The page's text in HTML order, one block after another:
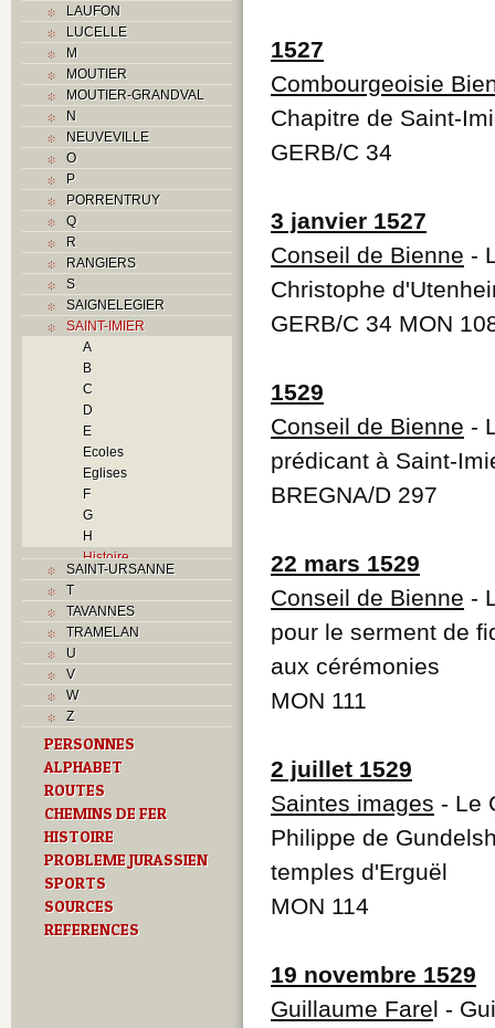
LAUFON
LUCELLE
M
MOUTIER
MOUTIER-GRANDVAL
N
NEUVEVILLE
O
P
PORRENTRUY
Q
R
RANGIERS
S
SAIGNELEGIER
SAINT-IMIER
A
B
C
D
E
Ecoles
Eglises
F
G
H
Histoire
I
J
K
P
Problème jurassien
Q
R
S
T
Textes
U
Z
SAINT-URSANNE
T
TAVANNES
TRAMELAN
U
V
W
Z
PERSONNES
ALPHABET
ROUTES
CHEMINS DE FER
HISTOIRE
PROBLEME JURASSIEN
SPORTS
SOURCES
REFERENCES
1527
Combourgeoisie
Chapitre de Saint-
GERB/C 34
3 janvier 1527
Conseil de Bienne -
Christophe
GERB/C 34 MON
1529
Conseil de Bienne -
prédicant à Saint-
BREGNA/D 297
22 mars 1529
Conseil de Bienne -
pour le serment de
aux cérémonies
MON 111
2 juillet 1529
Saintes images - Le
Philippe de
temples d'Erguël
MON 114
19 novembre 1529
Guillaume Farel -